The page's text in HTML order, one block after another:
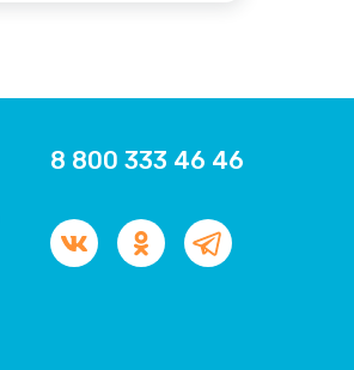
8 800 333 46 46